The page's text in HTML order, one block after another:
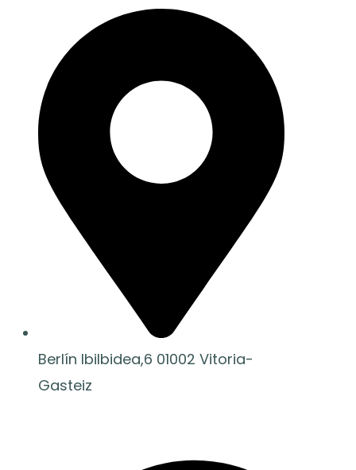
Berlín Ibilbidea,6 01002 Vitoria-
Gasteiz